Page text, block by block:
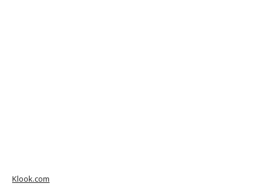
Klook.com